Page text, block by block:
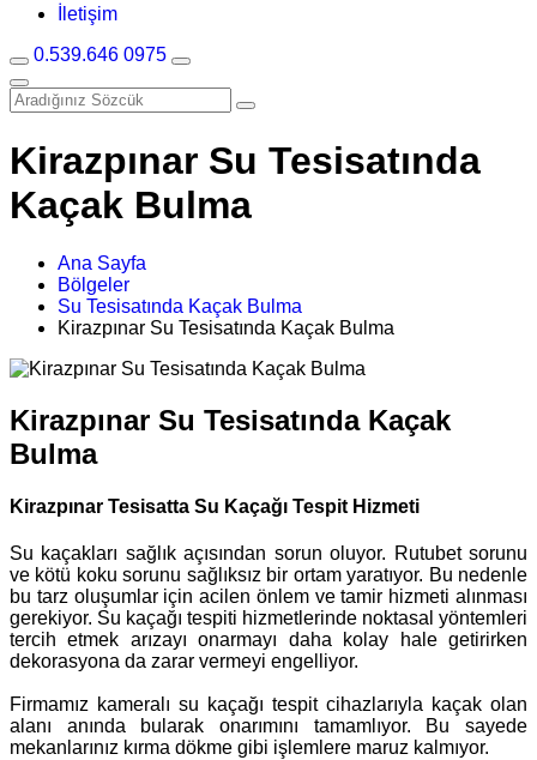
İletişim
0.539.646 0975
Kirazpınar Su Tesisatında
Kaçak Bulma
Ana Sayfa
Bölgeler
Su Tesisatında Kaçak Bulma
Kirazpınar Su Tesisatında Kaçak Bulma
Kirazpınar Su Tesisatında Kaçak
Bulma
Kirazpınar Tesisatta Su Kaçağı Tespit Hizmeti
Su kaçakları sağlık açısından sorun oluyor. Rutubet sorunu
ve kötü koku sorunu sağlıksız bir ortam yaratıyor. Bu nedenle
bu tarz oluşumlar için acilen önlem ve tamir hizmeti alınması
gerekiyor. Su kaçağı tespiti hizmetlerinde noktasal yöntemleri
tercih etmek arızayı onarmayı daha kolay hale getirirken
dekorasyona da zarar vermeyi engelliyor.
Firmamız kameralı su kaçağı tespit cihazlarıyla kaçak olan
alanı anında bularak onarımını tamamlıyor. Bu sayede
mekanlarınız kırma dökme gibi işlemlere maruz kalmıyor.